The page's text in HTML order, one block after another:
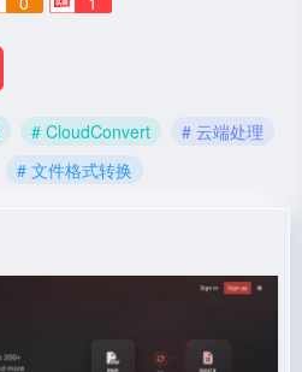
# CloudConvert
# 云端处理
# 文件格式转换